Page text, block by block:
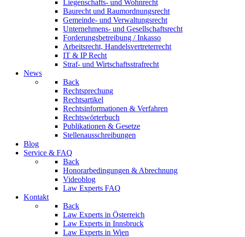
Liegenschafts- und Wohnrecht
Baurecht und Raumordnungsrecht
Gemeinde- und Verwaltungsrecht
Unternehmens- und Gesellschaftsrecht
Forderungsbetreibung / Inkasso
Arbeitsrecht, Handelsvertreterrecht
IT & IP Recht
Straf- und Wirtschaftsstrafrecht
News
Back
Rechtsprechung
Rechtsartikel
Rechtsinformationen & Verfahren
Rechtswörterbuch
Publikationen & Gesetze
Stellenausschreibungen
Blog
Service & FAQ
Back
Honorarbedingungen & Abrechnung
Videoblog
Law Experts FAQ
Kontakt
Back
Law Experts in Österreich
Law Experts in Innsbruck
Law Experts in Wien